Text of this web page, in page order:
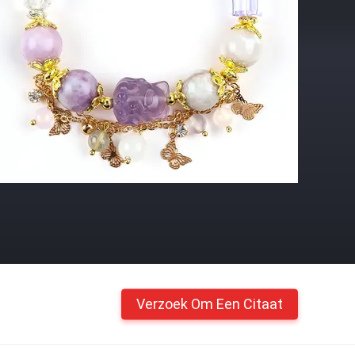
Verzoek Om Een Citaat